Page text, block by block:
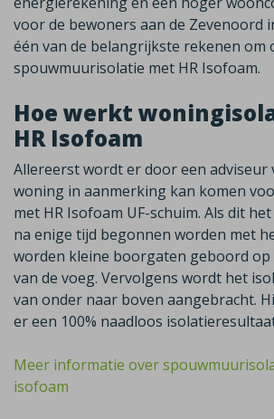
voor de bewoners aan de Zevenoord
één van de belangrijkste rekenen om
spouwmuurisolatie met HR Isofoam.
Hoe werkt
HR Isofoam
Allereerst wordt er door een adviseur
woning in aanmerking kan komen
met HR Isofoam UF-schuim. Als dit
na enige tijd begonnen worden met
worden kleine boorgaten geboord
van de voeg. Vervolgens wordt het
van onder naar boven aangebracht.
er een 100% naadloos
Meer informatie over
isofoam